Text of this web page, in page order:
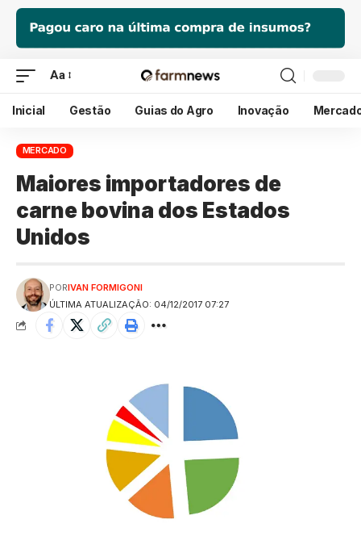
Aa
Inicial Gestão Guias do Agro Inovação
MERCADO
Maiores importadores de
carne bovina dos Estados
Unidos
ÚLTIMA ATUALIZAÇÃO: 04/12/2017 07:27
PORIVAN FORMIGONI